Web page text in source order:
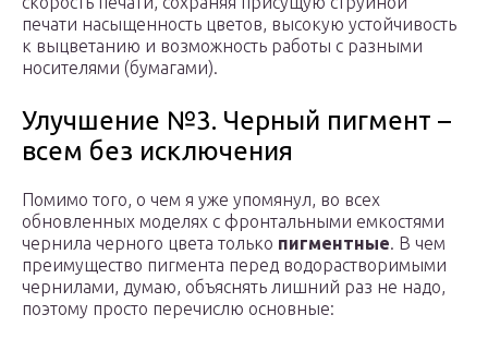
печати насыщенность цветов, высокую устойчивость
к выцветанию и возможность работы с разными
носителями (бумагами).
Улучшение №3. Черный пигмент –
всем без исключения
Помимо того, о чем я уже упомянул, во всех
обновленных моделях с фронтальными емкостями
чернила черного цвета только пигментные. В чем
преимущество пигмента перед водорастворимыми
чернилами, думаю, объяснять лишний раз не надо,
поэтому просто перечислю основные: